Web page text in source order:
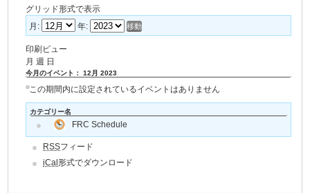
グリッド形式で表示
月:
年:
印刷ビュー
月週 日
今月のイベント： 12月 2023
この期間内に設定されているイベントはありません
カテゴリー名
FRC Schedule
RSSフィード
iCal形式でダウンロード